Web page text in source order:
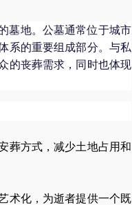
墓地。公墓通常位于城市
系的重要组成部分。与私
的丧葬需求，同时也体现
葬方式，减少土地占用和
术化，为逝者提供一个既